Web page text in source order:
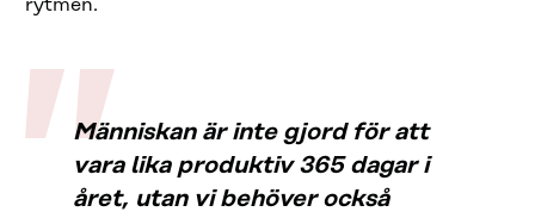
rytmen.
Människan är inte gjord för att
vara lika produktiv 365 dagar i
året, utan vi behöver också